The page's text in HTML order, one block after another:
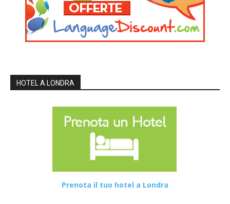
HOTEL A LONDRA
Prenota il tuo hotel a Londra